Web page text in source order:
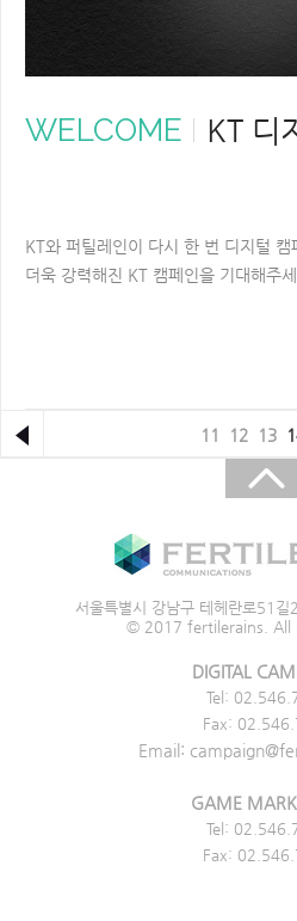
WELCOME KT 디
KT와 퍼틸레인이 다시 한 번 디지털 캠
더욱 강력해진 KT 캠페인을 기대해주
11 12 13
서울특별시 강남구 테헤란로51
© 2017 fertilerains. All
DIGITAL
Tel:
Fax:
Email:
GAME
Tel:
Fax: